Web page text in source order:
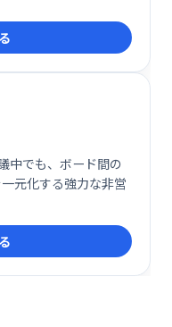
中でも、ボード間の
元化する強力な非営